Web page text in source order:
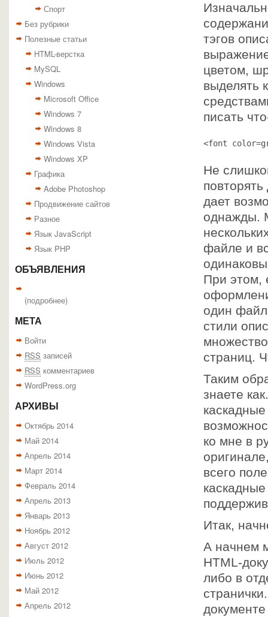
Спорт
Без рубрики
Полезные статьи
HTML-верстка
MySQL
Windows
Microsoft Office
Windows 7
Windows 8
Windows Vista
Windows XP
Графика
Adobe Photoshop
Продвижение сайтов
Разное
Язык JavaScript
Язык PHP
ОБЪЯВЛЕНИЯ
(подробнее)
МЕТА
Войти
RSS записей
RSS комментариев
WordPress.org
АРХИВЫ
Октябрь 2014
Май 2014
Апрель 2014
Март 2014
Февраль 2014
Апрель 2013
Январь 2013
Ноябрь 2012
Август 2012
Июль 2012
Июнь 2012
Май 2012
Апрель 2012
тэгов
цветом,
выделять
писать
<font
Не
дает
однажды.
файле и
При этом,
один
стили
страниц.
Таким
знаете
ко мне в
всего
Итак,
А начнем
HTML-
либо в